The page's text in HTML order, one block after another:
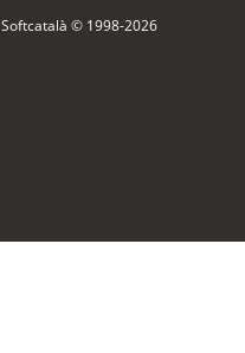
Softcatalà © 1998-2026